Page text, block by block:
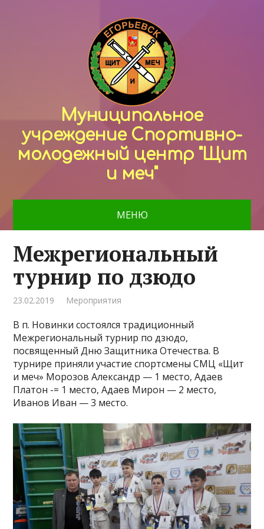
Муниципальное
учреждение Спортивно-
молодежный центр "Щит
и меч"
МЕНЮ
Межрегиональный
турнир по дзюдо
23.02.2019 Мероприятия
В п. Новинки состоялся традиционный
Межрегиональный турнир по дзюдо,
посвященный Дню Защитника Отечества. В
турнире приняли участие спортсмены СМЦ «Щит
и меч» Морозов Александр — 1 место, Адаев
Платон -= 1 место, Адаев Мирон — 2 место,
Иванов Иван — 3 место.